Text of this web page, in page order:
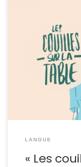
La langue n’est
manière de parler
bien ancrées.
sapiens se
féminisation du
esthétique au
linguistique pour
LANGUE
« Les